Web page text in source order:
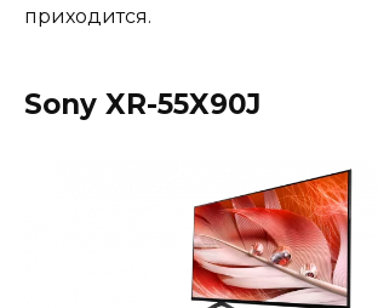
приходится.
Sony XR-55X90J